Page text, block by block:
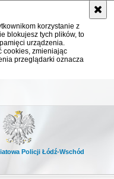
korzystanie z
blokujesz tych plików, to
urządzenia.
cookies, zmieniając
przeglądarki oznacza
Policji Łódź-Wschód